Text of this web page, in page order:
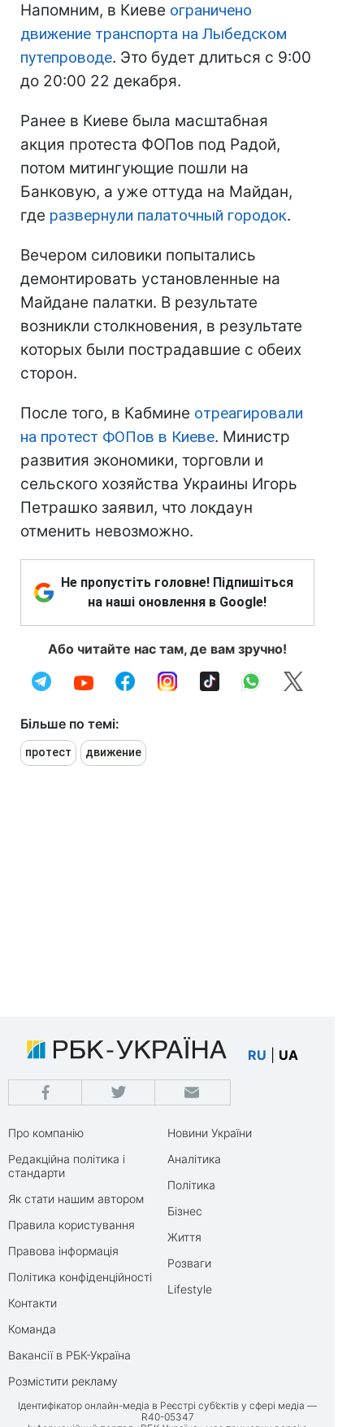
Напомним, в Киеве ограничено
движение транспорта на Лыбедском
путепроводе. Это будет длиться с 9:00
до 20:00 22 декабря.
Ранее в Киеве была масштабная
акция протеста ФОПов под Радой,
потом митингующие пошли на
Банковую, а уже оттуда на Майдан,
где развернули палаточный городок.
Вечером силовики попытались
демонтировать установленные на
Майдане палатки. В результате
возникли столкновения, в результате
которых были пострадавшие с обеих
сторон.
После того, в Кабмине отреагировали
на протест ФОПов в Киеве. Министр
развития экономики, торговли и
сельского хозяйства Украины Игорь
Петрашко заявил, что локдаун
отменить невозможно.
Не пропустіть головне! Підпишіться
на наші оновлення в Google!
Або читайте нас там, де вам зручно!
Більше по темі:
протест движение
RU UA
Про компанію
Редакційна політика і
стандарти
Як стати нашим автором
Правила користування
Правова інформація
Політика конфіденційності
Контакти
Команда
Вакансії в РБК-Україна
Розмістити рекламу
Новини України
Аналітика
Політика
Бізнес
Життя
Розваги
Lifestyle
Ідентифікатор онлайн-медіа в Реєстрі суб’єктів у сфері медіа —
R40-05347